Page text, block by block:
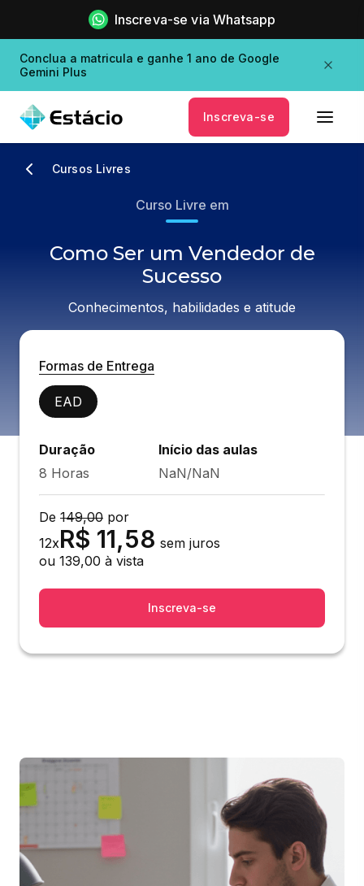
Inscreva-se via Whatsapp
Conclua a matricula e ganhe 1 ano de Google
Gemini Plus
Inscreva-se
Cursos Livres
Curso Livre em
Como Ser um Vendedor de
Sucesso
Conhecimentos, habilidades e atitude
Formas de Entrega
EAD
Duração
8 Horas
Início das aulas
NaN/NaN
De 149,00 por
12xR$ 11,58 sem juros
ou 139,00 à vista
Inscreva-se